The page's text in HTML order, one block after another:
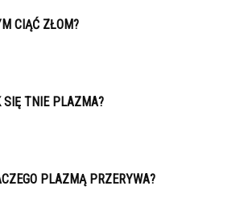
CIĄĆ ZŁOM?
SIĘ TNIE PLAZMA?
PLAZMĄ PRZERYWA?